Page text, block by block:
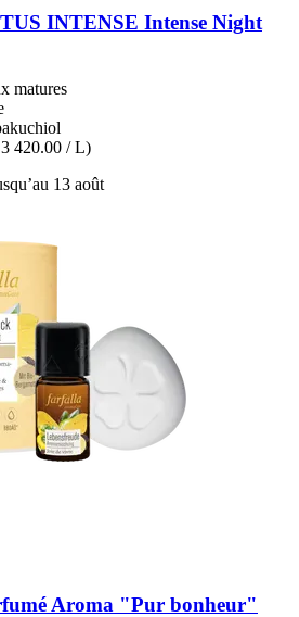
INTENSE Intense Night
matures
420.00 / L)
13 août
Aroma "Pur bonheur"